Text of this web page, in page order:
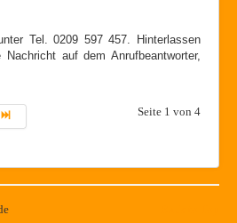
Tel. 0209 597 457. Hinterlassen
auf dem Anrufbeantworter,
Seite 1 von 4